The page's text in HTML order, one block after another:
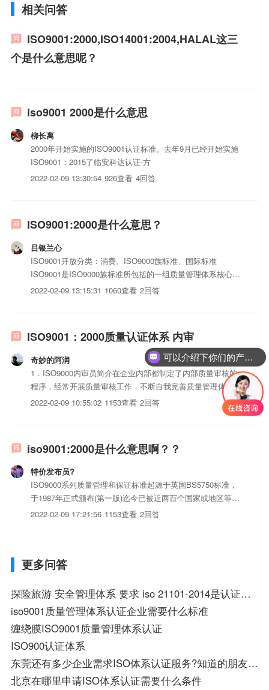
相关问答
ISO9001:2000,ISO14001:2004,HALAL这三
个是什么意思呢？
iso9001 2000是什么意思
柳长离
2000年开始实施的ISO9001认证标准。去年9月已经开始实施
ISO9001：2015了临安科达认证-方
2022-02-09 13:30:54 926查看 4回答
ISO9001:2000是什么意思？
吕银兰心
ISO9001开放分类：消费、ISO9000族标准、国际标准
ISO9001是ISO9000族标准所包括的一组质量管理体系核心标
准之一。ISO9000族标准是国际标准化组织（ISO）在1994年
2022-02-09 13:15:31 1060查看 2回答
ISO9001：2000质量认证体系 内审
奇妙的阿润
1．ISO9000内审员简介在企业内部都制定了内部质量审核的
程序，经常开展质量审核工作，不断自我完善质量管理体系，
改进iso三体系认证质量。从事该类工作的人就称为内部质量
2022-02-09 10:55:02 1153查看 2回答
iso9001:2000是什么意思啊？？
特价发布员?
ISO9000系列质量管理和保证标准起源于英国BS5750标准，
于1987年正式颁布(第一版)迄今已被近两百个国家或地区等同
或等效采用。ISO9000标准的贯彻、推行以及ISO9000质量体
2022-02-09 17:21:56 1153查看 2回答
更多问答
探险旅游 安全管理体系 要求 iso 21101-2014是认证标准吗
iso9001质量管理体系认证企业需要什么标准
缠绕膜ISO9001质量管理体系认证
ISO900认证体系
东莞还有多少企业需求ISO体系认证服务?知道的朋友可以合作共赢!
北京在哪里申请ISO体系认证需要什么条件
可以介绍下你们的产品么？